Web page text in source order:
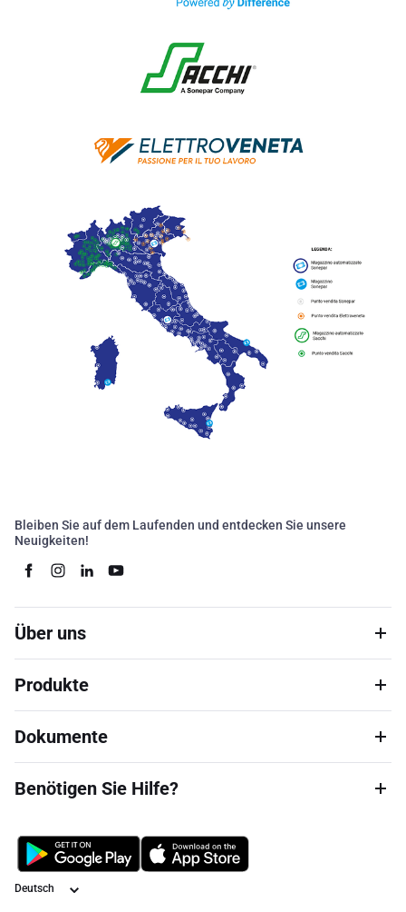
Bleiben Sie auf dem Laufenden und entdecken Sie unsere
Neuigkeiten!
Über uns
Produkte
Dokumente
Benötigen Sie Hilfe?
Sprache